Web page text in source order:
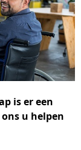
is er een
u helpen